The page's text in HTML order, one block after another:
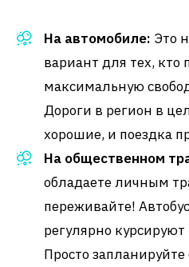
На автомобиле: Это
вариант для тех, кто
максимальную
Дороги в регион в
хорошие, и поездка
На общественном
обладаете личным
переживайте!
регулярно
Просто запланируйте